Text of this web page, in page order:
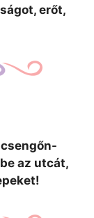
erőt,
az utcát,